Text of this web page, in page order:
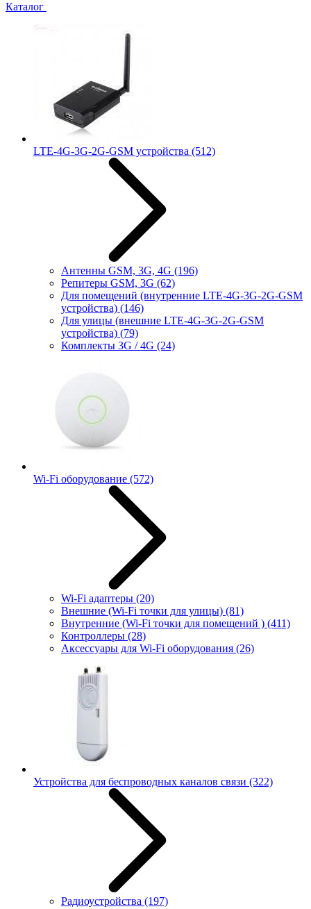
Каталог
LTE-4G-3G-2G-GSM устройства (512)
Антенны GSM, 3G, 4G (196)
Репитеры GSM, 3G (62)
Для помещений (внутренние LTE-4G-3G-2G-GSM
устройства) (146)
Для улицы (внешние LTE-4G-3G-2G-GSM
устройства) (79)
Комплекты 3G / 4G (24)
Wi-Fi оборудование (572)
Wi-Fi адаптеры (20)
Внешние (Wi-Fi точки для улицы) (81)
Внутренние (Wi-Fi точки для помещений ) (411)
Контроллеры (28)
Аксессуары для Wi-Fi оборудования (26)
Устройства для беспроводных каналов связи (322)
Радиоустройства (197)